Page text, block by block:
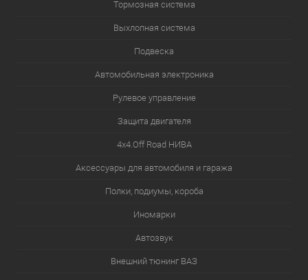
Тормозная система
Выхлопная система
Подвеска
Автомобильная электроника
Рулевое управление
Защита двигателя
4х4.Off Road НИВА
Аксессуары для автомобиля и гаража
Полки, подиумы, короба
Иномарки
Автозвук
Внешний тюнинг ВАЗ